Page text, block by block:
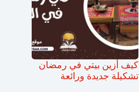
كيف أزين بيتي في رمضان
تشكيلة جديدة ورائعة